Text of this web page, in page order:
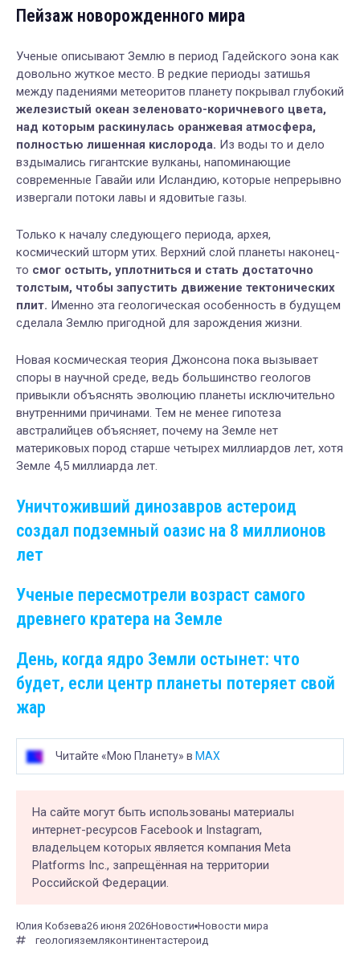
Пейзаж новорожденного мира
Ученые описывают Землю в период Гадейского эона как
довольно жуткое место. В редкие периоды затишья
между падениями метеоритов планету покрывал глубокий
железистый океан зеленовато-коричневого цвета,
над которым раскинулась оранжевая атмосфера,
полностью лишенная кислорода. Из воды то и дело
вздымались гигантские вулканы, напоминающие
современные Гавайи или Исландию, которые непрерывно
извергали потоки лавы и ядовитые газы.
Только к началу следующего периода, архея,
космический шторм утих. Верхний слой планеты наконец-
то смог остыть, уплотниться и стать достаточно
толстым, чтобы запустить движение тектонических
плит. Именно эта геологическая особенность в будущем
сделала Землю пригодной для зарождения жизни.
Новая космическая теория Джонсона пока вызывает
споры в научной среде, ведь большинство геологов
привыкли объяснять эволюцию планеты исключительно
внутренними причинами. Тем не менее гипотеза
австралийцев объясняет, почему на Земле нет
материковых пород старше четырех миллиардов лет, хотя
Земле 4,5 миллиарда лет.
Уничтоживший динозавров астероид
создал подземный оазис на 8 миллионов
лет
Ученые пересмотрели возраст самого
древнего кратера на Земле
День, когда ядро Земли остынет: что
будет, если центр планеты потеряет свой
жар
Читайте «Мою Планету» в MAX
На сайте могут быть использованы материалы
интернет-ресурсов Facebook и Instagram,
владельцем которых является компания Meta
Platforms Inc., запрещённая на территории
Российской Федерации.
Юлия Кобзева26 июня 2026Новости Новости мира
геологияземляконтинентастероид